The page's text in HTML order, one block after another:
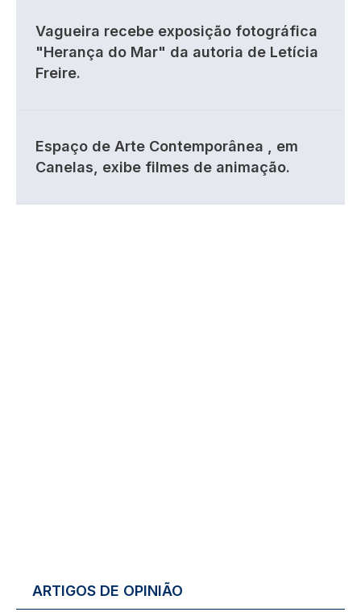
Vagueira recebe exposição fotográfica
"Herança do Mar" da autoria de Letícia
Freire.
Espaço de Arte Contemporânea , em
Canelas, exibe filmes de animação.
ARTIGOS DE OPINIÃO